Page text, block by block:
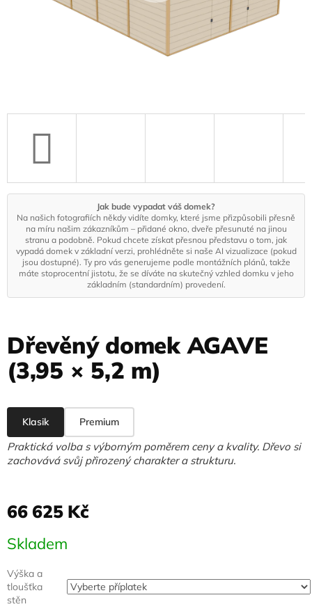
Jak bude vypadat váš domek?
Na našich fotografiích někdy vidíte domky, které jsme přizpůsobili přesně
na míru našim zákazníkům – přidané okno, dveře přesunuté na jinou
stranu a podobně. Pokud chcete získat přesnou představu o tom, jak
vypadá domek v základní verzi, prohlédněte si naše AI vizualizace (pokud
jsou dostupné). Ty pro vás generujeme podle montážních plánů, takže
máte stoprocentní jistotu, že se díváte na skutečný vzhled domku v jeho
základním (standardním) provedení.
Dřevěný domek AGAVE
(3,95 × 5,2 m)
Klasik Premium
Praktická volba s výborným poměrem ceny a kvality. Dřevo si
zachovává svůj přirozený charakter a strukturu.
66 625 Kč
Měrná
Skladem
Výška a
tloušťka
stěn